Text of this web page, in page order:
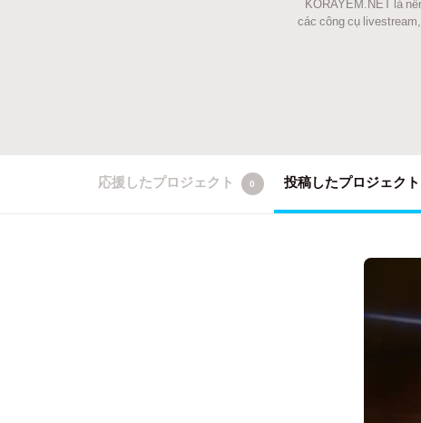
カテゴリーから探す
các công cụ
応援したプロジェクト 0 投稿したプロジェクト